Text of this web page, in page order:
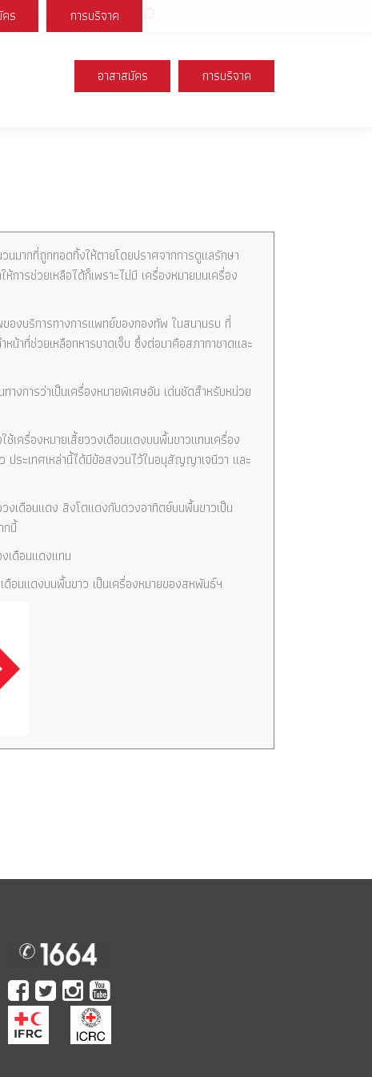
X
Instagram
YouTube
opens
อาสาสมัคร การบริจาค
มากที่ถูกทอดทิ้งให้ตายโดยปราศจากการดูแลรักษา
ารช่วยเหลือได้ก็เพราะไม่มี เครื่องหมายบนเครื่อง
องบริการทางการแพทย์ของกองทัพ ในสนามรบ ที่
น้าที่ช่วยเหลือทหารบาดเจ็บ ซึ่งต่อมาคือสภากาชาดและ
งการว่าเป็นเครื่องหมายพิเศษอัน เด่นชัดสำหรับหน่วย
เครื่องหมายเสี้ยววงเดือนแดงบนพื้นขาวแทนเครื่อง
ประเทศเหล่านี้ได้มีข้อสงวนไว้ในอนุสัญญาเจนีวา และ
เดือนแดง สิงโตแดงกับดวงอาทิตย์บนพื้นขาวเป็น
กนี้
เดือนแดงแทน
อนแดงบนพื้นขาว เป็นเครื่องหมายของสหพันธ์ฯ
ร การบริจาค